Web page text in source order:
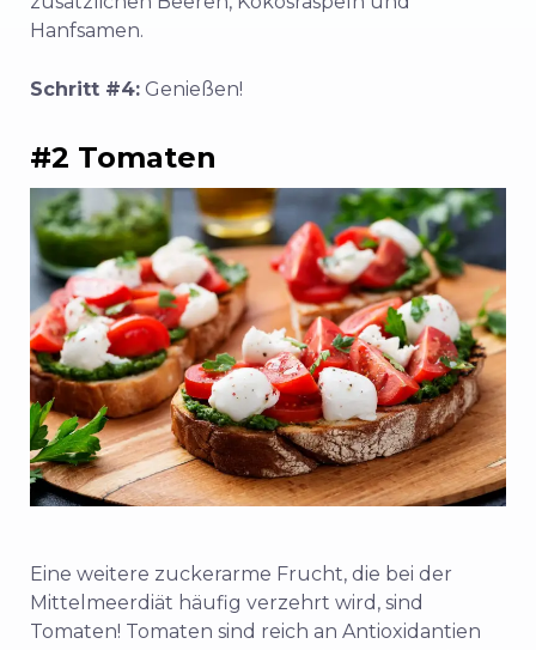
Hanfsamen.
Schritt #4: Genießen!
#2 Tomaten
Eine weitere zuckerarme Frucht, die bei der
Mittelmeerdiät häufig verzehrt wird, sind
Tomaten! Tomaten sind reich an Antioxidantien